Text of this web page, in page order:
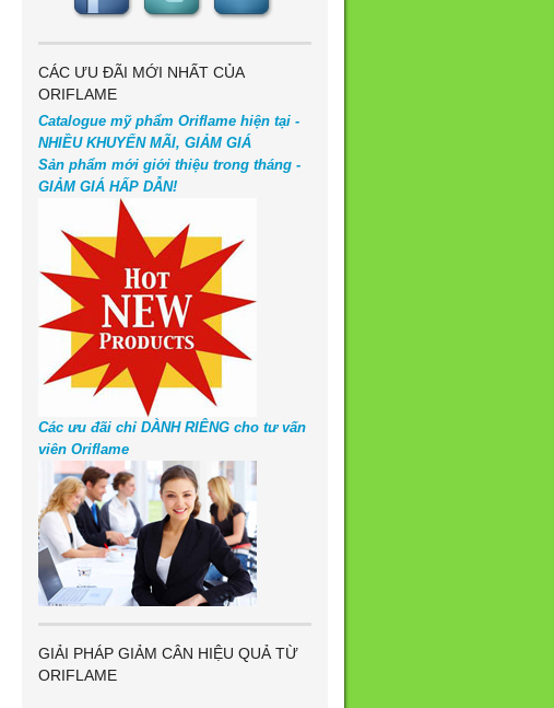
CÁC ƯU ĐÃI MỚI NHẤT CỦA
ORIFLAME
Catalogue mỹ phẩm Oriflame hiện tại -
NHIỀU KHUYẾN MÃI, GIẢM GIÁ
Sản phẩm mới giới thiệu trong tháng -
GIẢM GIÁ HẤP DẪN!
Các ưu đãi chỉ DÀNH RIÊNG cho tư vấn
viên Oriflame
GIẢI PHÁP GIẢM CÂN HIỆU QUẢ TỪ
ORIFLAME